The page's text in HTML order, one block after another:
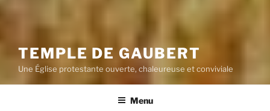
TEMPLE DE GAUBERT
Une Église protestante ouverte, chaleureuse et conviviale
Menu